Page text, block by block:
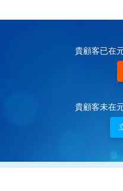
貴顧客已在
貴顧客未在